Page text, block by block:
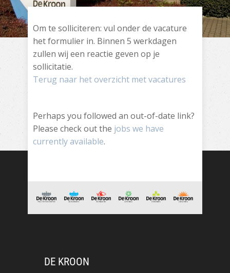
Om te solliciteren: vul onder de vacature
het formulier in. Binnen 5 werkdagen
zullen wij een reactie geven op je
sollicitatie.
Terug naar het overzicht met vacatures
Perhaps you followed an out-of-date link?
Please check out the jobs we have
currently available.
DE KROON